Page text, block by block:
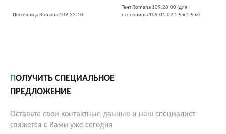
Песочница Romana 109.33.10
Тент Romana 109.28.00 (для
песочницы 109.01.02 1,5 x 1,5 м)
ПОЛУЧИТЬ СПЕЦИАЛЬНОЕ
ПРЕДЛОЖЕНИЕ
Оставьте свои контактные данные и наш специалист
свяжется с Вами уже сегодня